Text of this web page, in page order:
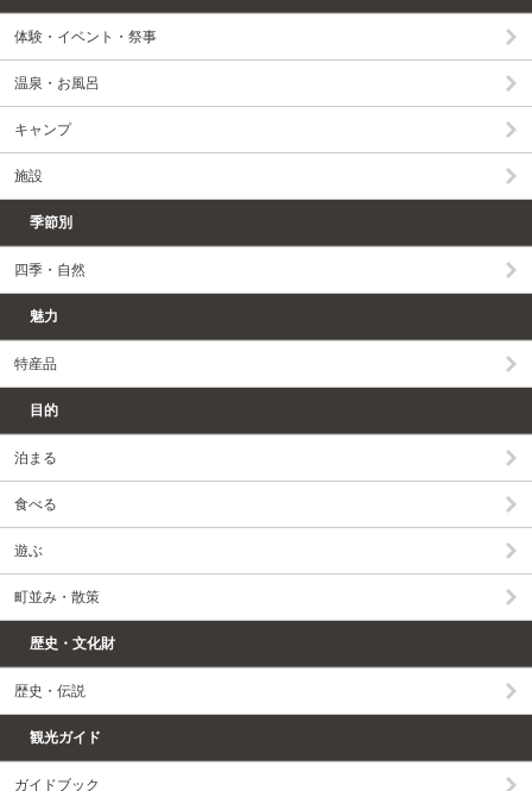
体験・イベント・祭事
温泉・お風呂
キャンプ
施設
季節別
四季・自然
魅力
特産品
目的
泊まる
食べる
遊ぶ
町並み・散策
歴史・文化財
歴史・伝説
観光ガイド
ガイドブック